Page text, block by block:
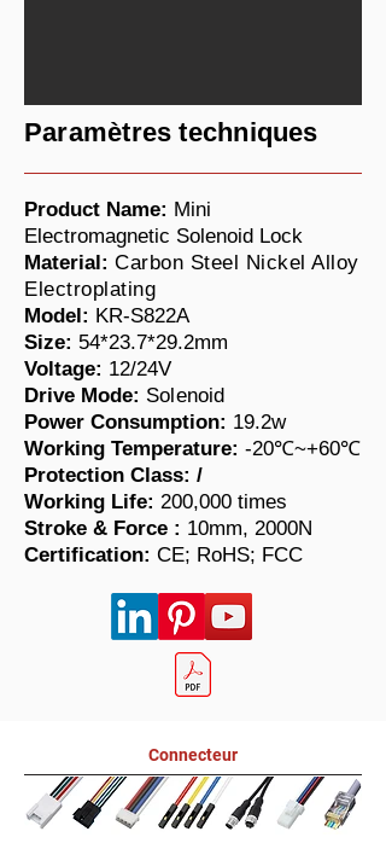
Paramètres techniques
Product Name: Mini
Electromagnetic Solenoid Lock
Material: Carbon Steel Nickel Alloy
Electroplating
Model: KR-S822A
Size: 54*23.7*29.2mm
Voltage: 12/24V
Drive Mode: Solenoid
Power Consumption: 19.2w
Working Temperature: -20℃~+60℃
Protection Class: /
Working Life: 200,000 times
​Stroke & Force : 10mm, 2000N
Certification: CE; RoHS; FCC
Connecteur